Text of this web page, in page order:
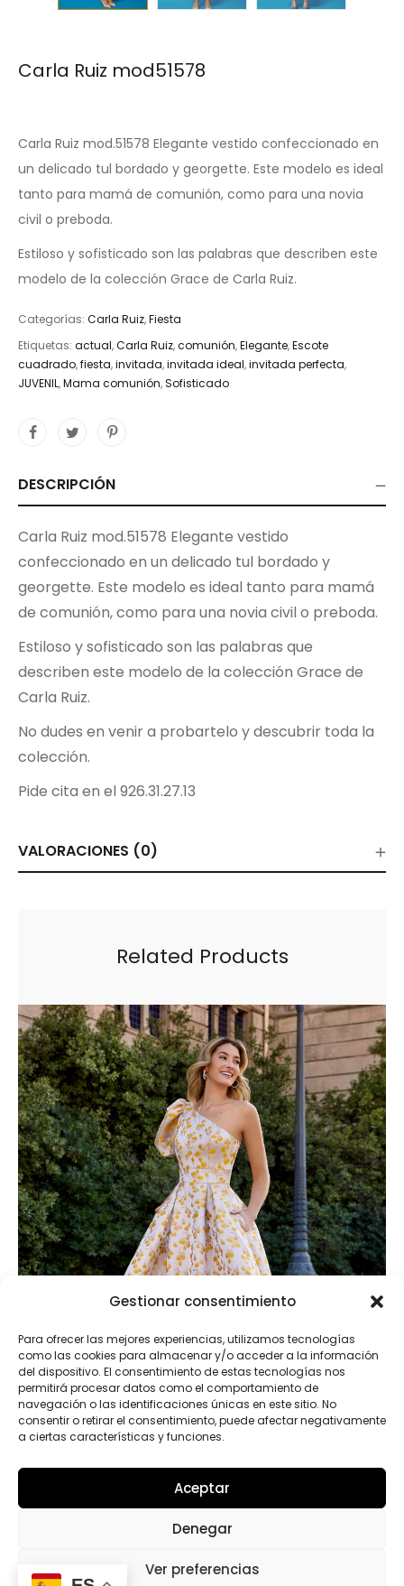
Gestionar consentimiento
Para ofrecer las mejores experiencias, utilizamos tecnologías
como las cookies para almacenar y/o acceder a la información
del dispositivo. El consentimiento de estas tecnologías nos
permitirá procesar datos como el comportamiento de
navegación o las identificaciones únicas en este sitio. No
consentir o retirar el consentimiento, puede afectar negativamente
a ciertas características y funciones.
Aceptar
Denegar
Ver preferencias
Carla Ruiz mod51578
Carla Ruiz mod.51578 Elegante vestido confeccionado en
un delicado tul bordado y georgette. Este modelo es ideal
tanto para mamá de comunión, como para una novia
civil o preboda.
Estiloso y sofisticado son las palabras que describen este
modelo de la colección Grace de Carla Ruiz.
Categorías: Carla Ruiz,Fiesta
Etiquetas: actual,Carla Ruiz,comunión,Elegante,Escote
cuadrado,fiesta,invitada,invitada ideal,invitada perfecta,
JUVENIL,Mama comunión,Sofisticado
DESCRIPCIÓN
Carla Ruiz mod.51578 Elegante vestido
confeccionado en un delicado tul bordado y
georgette. Este modelo es ideal tanto para mamá
de comunión, como para una novia civil o preboda.
Estiloso y sofisticado son las palabras que
describen este modelo de la colección Grace de
Carla Ruiz.
No dudes en venir a probartelo y descubrir toda la
colección.
Pide cita en el 926.31.27.13
VALORACIONES (0)
Related Products